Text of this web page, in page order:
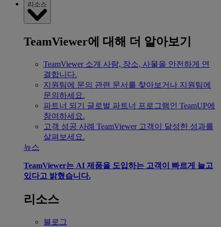
리소스
TeamViewer에 대해 더 알아보기
TeamViewer 소개 사람, 장소, 사물을 안전하게 연
결합니다.
지원팀에 문의 관련 문서를 찾아보거나 지원팀에
문의하세요.
파트너 되기
글로벌 파트너 프로그램인 TeamUP에
참여하세요.
고객 성공 사례 TeamViewer 고객이 달성한 성과를
살펴보세요.
뉴스
TeamViewer는 AI 제품을 도입하는 고객이 빠르게 늘고
있다고 밝혔습니다.
리소스
블로그